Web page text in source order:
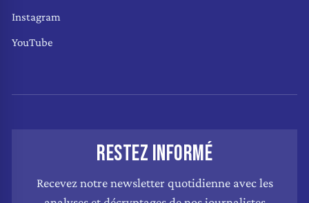
Instagram
YouTube
RESTEZ INFORMÉ
Recevez notre newsletter quotidienne avec les